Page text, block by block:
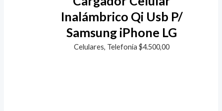
Inalámbrico Qi Usb P/
Samsung iPhone LG
Celulares, Telefonía$4.500,00